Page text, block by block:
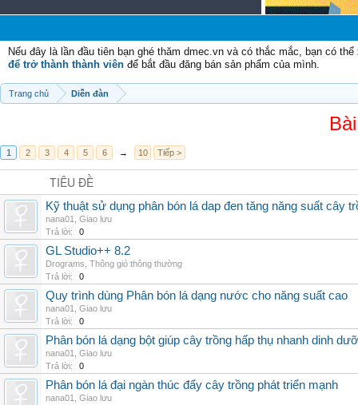
Nếu đây là lần đầu tiên bạn ghé thăm dmec.vn và có thắc mắc, bạn có
để trở thành thành viên để bắt đầu đăng bán sản phẩm của mình.
Trang chủ Diễn đàn
1 2 3 4 5 6 → 10 Tiếp >
TIÊU ĐỀ
Kỹ thuật sử dụng phân bón lá dap đen tăng năng suất cây
nana01
Giao lưu
Trả lời:
0
GL Studio++ 8.2
Drograms Thông gió thông thường
Trả lời:
0
Quy trình dùng Phân bón lá dạng nước cho năng suất cao
nana01
Giao lưu
Trả lời:
0
Phân bón lá dạng bột giúp cây trồng hấp thụ nhanh dinh
nana01
Giao lưu
Trả lời:
0
Phân bón lá đại ngàn thúc đẩy cây trồng phát triển mạnh
nana01
Giao lưu